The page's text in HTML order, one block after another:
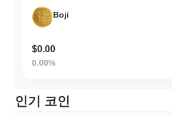
Boji
$0.00
0.00%
인기 코인